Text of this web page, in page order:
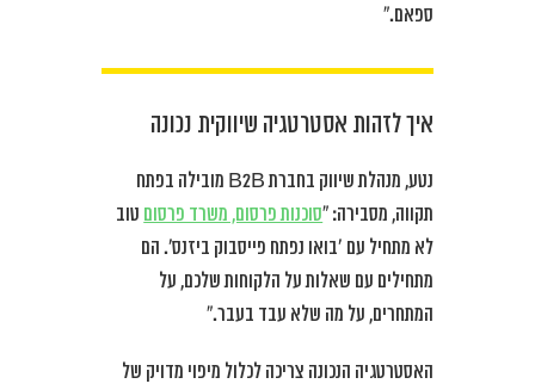
ספאם.”
איך לזהות אסטרטגיה שיווקית נכונה
נטע, מנהלת שיווק בחברת B2B מובילה בפתח
תקווה, מסבירה: “סוכנות פרסום, משרד פרסום טוב
לא מתחיל עם ‘בואו נפתח פייסבוק ביזנס’. הם
מתחילים עם שאלות על הלקוחות שלכם, על
המתחרים, על מה שלא עבד בעבר.”
האסטרטגיה הנכונה צריכה לכלול מיפוי מדויק של